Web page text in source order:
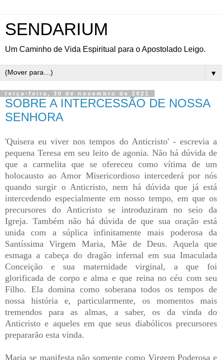
SENDARIUM
Um Caminho de Vida Espiritual para o Apostolado Leigo.
▼
terça-feira, 30 de novembro de 2021
SOBRE A INTERCESSÃO DE NOSSA
SENHORA
'Quisera eu viver nos tempos do Anticristo' - escrevia a
pequena Teresa em seu leito de agonia. Não há dúvida de
que a carmelita que se ofereceu como vítima de um
holocausto ao Amor Misericordioso intercederá por nós
quando surgir o Anticristo, nem há dúvida que já está
intercedendo especialmente em nosso tempo, em que os
precursores do Anticristo se introduziram no seio da
Igreja. Também não há dúvida de que sua oração está
unida com a súplica infinitamente mais poderosa da
Santíssima Virgem Maria, Mãe de Deus. Aquela que
esmaga a cabeça do dragão infernal em sua Imaculada
Conceição e sua maternidade virginal, a que foi
glorificada de corpo e alma e que reina no céu com seu
Filho. Ela domina como soberana todos os tempos de
nossa história e, particularmente, os momentos mais
tremendos para as almas, a saber, os da vinda do
Anticristo e aqueles em que seus diabólicos precursores
prepararão esta vinda.
Maria se manifesta não somente como Virgem Poderosa e